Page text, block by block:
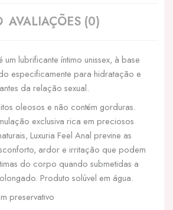
AVALIAÇÕES (0)
um lubrificante íntimo unissex, à base
especificamente para hidratação e
da relação sexual.
oleosos e não contém gorduras.
exclusiva rica em preciosos
Luxuria Feel Anal previne as
ardor e irritação que podem
do corpo quando submetidas a
Produto solúvel em água.
preservativo